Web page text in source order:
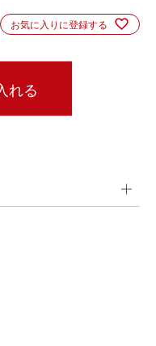
お気に入りに登録する
れる